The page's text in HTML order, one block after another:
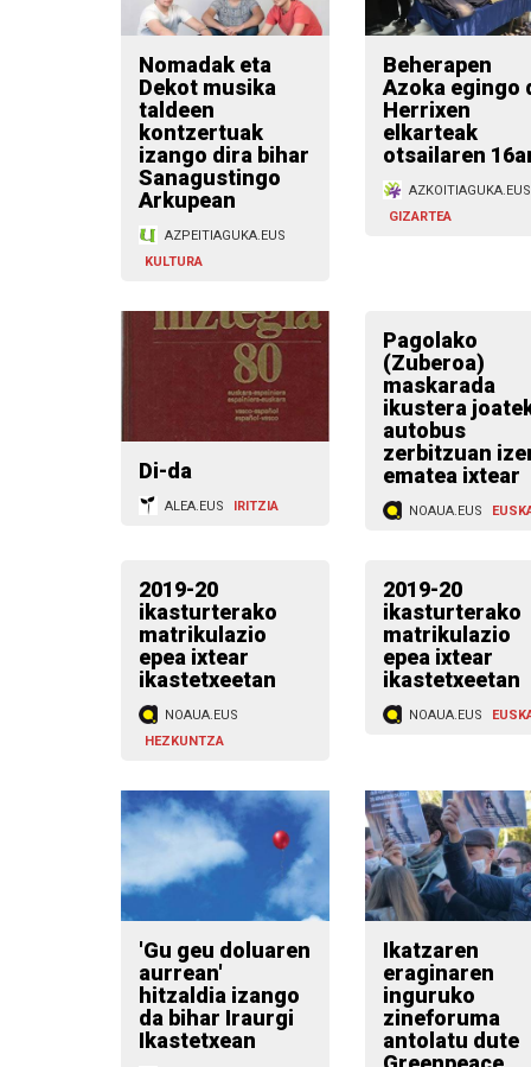
Nomadak eta
Dekot musika
taldeen
kontzertuak
izango dira bihar
Sanagustingo
Arkupean
AZPEITIAGUKA.EUS
KULTURA
Beherapen
Azoka egingo
Herrixen
elkarteak
otsailaren
AZKOITIAGUKA.EUS
GIZARTEA
Di-da
ALEA.EUS IRITZIA
Pagolako
(Zuberoa)
maskarada
ikustera
autobus
zerbitzuan
ematea ixtear
NOAUA.EUS
2019-20
ikasturterako
matrikulazio
epea ixtear
ikastetxeetan
NOAUA.EUS
HEZKUNTZA
2019-20
ikasturterako
matrikulazio
epea ixtear
ikastetxeetan
NOAUA.EUS
'Gu geu doluaren
aurrean'
hitzaldia izango
da bihar Iraurgi
Ikastetxean
Ikatzaren
eraginaren
inguruko
zineforuma
antolatu dute